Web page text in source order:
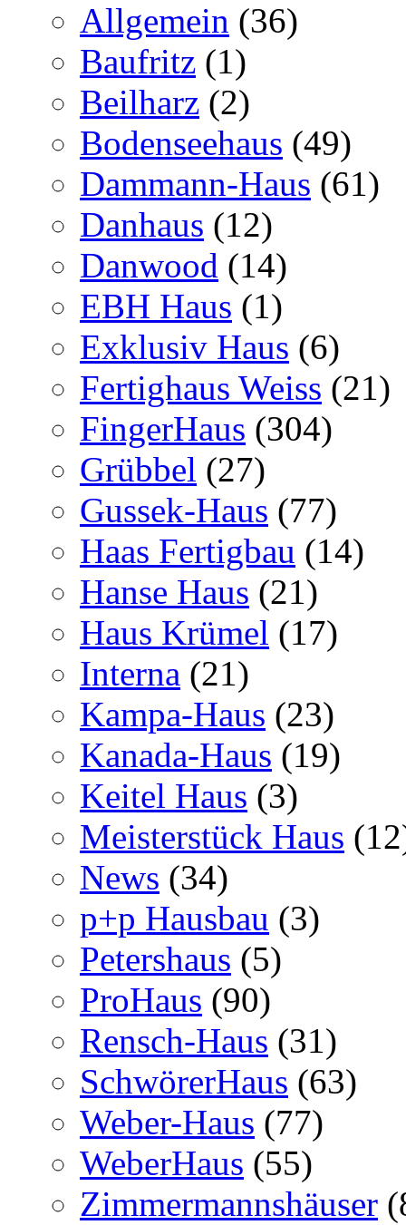
Allgemein (36)
Baufritz (1)
Beilharz (2)
Bodenseehaus (49)
Dammann-Haus (61)
Danhaus (12)
Danwood (14)
EBH Haus (1)
Exklusiv Haus (6)
Fertighaus Weiss (21)
FingerHaus (304)
Grübbel (27)
Gussek-Haus (77)
Haas Fertigbau (14)
Hanse Haus (21)
Haus Krümel (17)
Interna (21)
Kampa-Haus (23)
Kanada-Haus (19)
Keitel Haus (3)
Meisterstück Haus
News (34)
p+p Hausbau (3)
Petershaus (5)
ProHaus (90)
Rensch-Haus (31)
SchwörerHaus (63)
Weber-Haus (77)
WeberHaus (55)
Zimmermannshäuser